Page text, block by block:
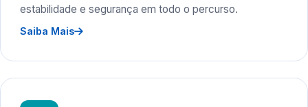
estabilidade e segurança em todo o percurso.
Saiba Mais